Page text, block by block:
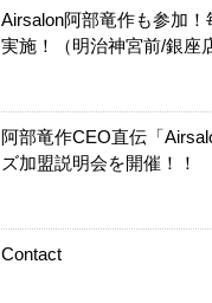
Airsalon阿部竜作も参加
実施！（明治神宮前/銀座
阿部竜作CEO直伝「
ズ加盟説明会を開催！！
Contact